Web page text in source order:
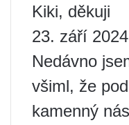
Kiki, děkuji
23. září
Nedávno
všiml, že
kamenný